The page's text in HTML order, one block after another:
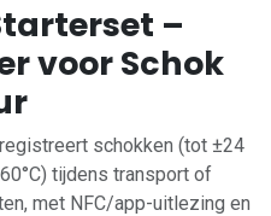
–
voor Schok
schokken (tot ±24
tijdens transport of
met NFC/app-uitlezing en